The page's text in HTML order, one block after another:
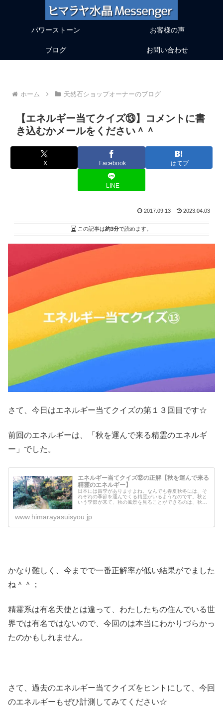
パワーストーン お客様の声
ブログ お問い合わせ
ホーム 天然石ショップオーナーのブログ
【エネルギー当てクイズ⑬】コメントに書
き込むかメールをください＾＾
X Facebook はてブ
LINE
2017.09.13 2023.04.03
この記事は約3分で読めます。
さて、今日はエネルギー当てクイズの第１３回目です☆
前回のエネルギーは、「秋を運んで来る精霊のエネルギ
ー」でした。
エネルギー当てクイズ⑫の正解【秋を運んで来る
精霊のエネルギー】
日本には四季がありますよね。なんでも春夏秋冬には、そ
れぞれの季節を運んでくる精霊がいるようなのです。秋と
いう季節が来て、秋の風景を見ることができるのは、秋を
www.himarayasuisyou.jp
かなり難しく、今までで一番正解率が低い結果がでました
ね＾＾；
精霊系は有名天使とは違って、わたしたちの住んでいる世
界では有名ではないので、今回のは本当にわかりづらかっ
たのかもしれません。
さて、過去のエネルギー当てクイズをヒントにして、今回
のエネルギーもぜひ計測してみてください☆